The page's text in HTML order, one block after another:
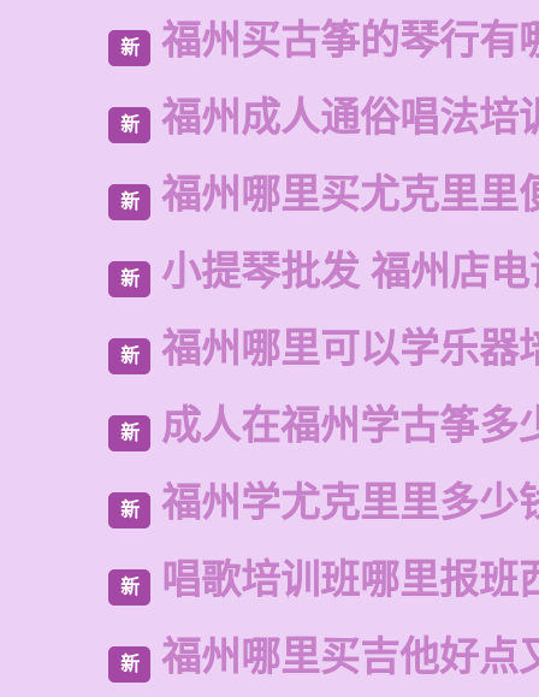
新 福州买古筝的琴行有
新 福州成人通俗唱法培
新 福州哪里买尤克里里
新 小提琴批发 福州店
新 福州哪里可以学乐器
新 成人在福州学古筝多
新 福州学尤克里里多少
新 唱歌培训班哪里报班
新 福州哪里买吉他好点